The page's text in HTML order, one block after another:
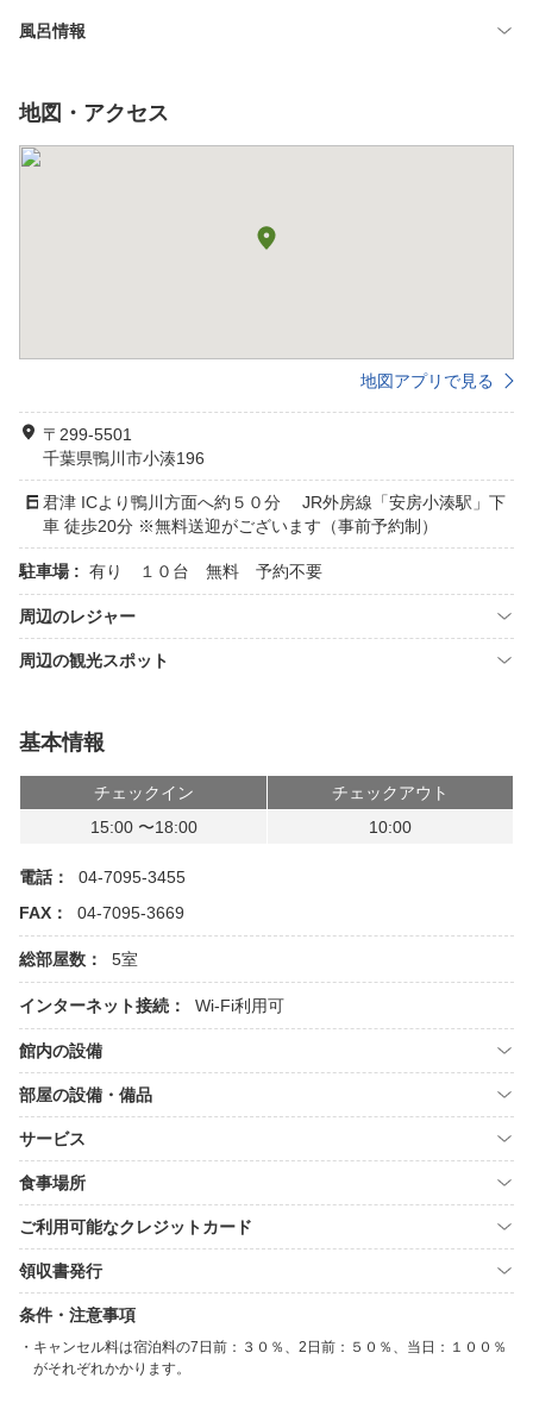
風呂情報
地図・アクセス
地図アプリで見る
〒299-5501
千葉県鴨川市小湊196
君津 ICより鴨川方面へ約５０分 JR外房線「安房小湊駅」下
車 徒歩20分 ※無料送迎がございます（事前予約制）
駐車場 : 有り １０台 無料 予約不要
周辺のレジャー
周辺の観光スポット
基本情報
チェックイン
チェックアウト
15:00 〜18:00
10:00
電話：
04-7095-3455
FAX：
04-7095-3669
総部屋数： 5室
インターネット接続： Wi-Fi利用可
館内の設備
部屋の設備・備品
サービス
食事場所
ご利用可能なクレジットカード
領収書発行
条件・注意事項
キャンセル料は宿泊料の7日前：３０％、2日前：５０％、当日：１００％
がそれぞれかかります。